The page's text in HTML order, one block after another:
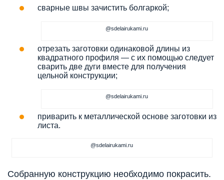
сварные швы зачистить болгаркой;
@sdelairukami.ru
отрезать заготовки одинаковой длины из
квадратного профиля — с их помощью следует
сварить две дуги вместе для получения
цельной конструкции;
@sdelairukami.ru
приварить к металлической основе заготовки из
листа.
@sdelairukami.ru
Собранную конструкцию необходимо покрасить.